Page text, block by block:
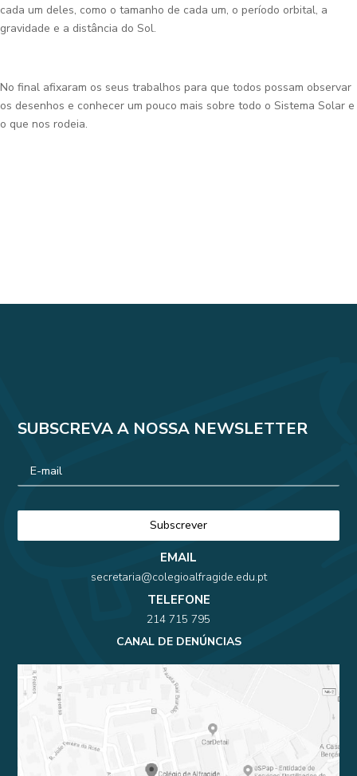
cada um deles, como o tamanho de cada um, o período orbital, a
gravidade e a distância do Sol.
No final afixaram os seus trabalhos para que todos possam observar
os desenhos e conhecer um pouco mais sobre todo o Sistema Solar e
o que nos rodeia.
SUBSCREVA A NOSSA NEWSLETTER
EMAIL
secretaria@colegioalfragide.edu.pt
TELEFONE
214 715 795
CANAL DE DENÚNCIAS